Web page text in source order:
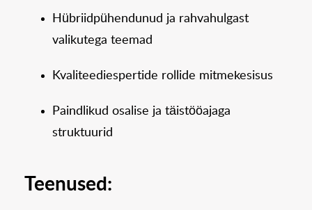
Hübriidpühendunud ja rahvahulgast
valikutega teemad
Kvaliteediespertide rollide mitmekesisus
Paindlikud osalise ja täistööajaga
struktuurid
Teenused: